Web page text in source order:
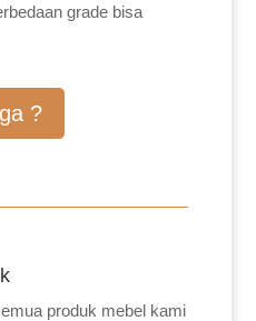
grade bisa
?
produk mebel kami